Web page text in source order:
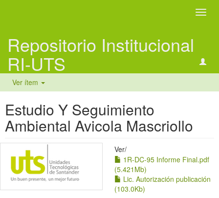
Repositorio Institucional
RI-UTS
Ver ítem
Estudio Y Seguimiento
Ambiental Avicola Mascriollo
Ver/
1R-DC-95 Informe Final.pdf
(5.421Mb)
Lic. Autorización publicación
(103.0Kb)